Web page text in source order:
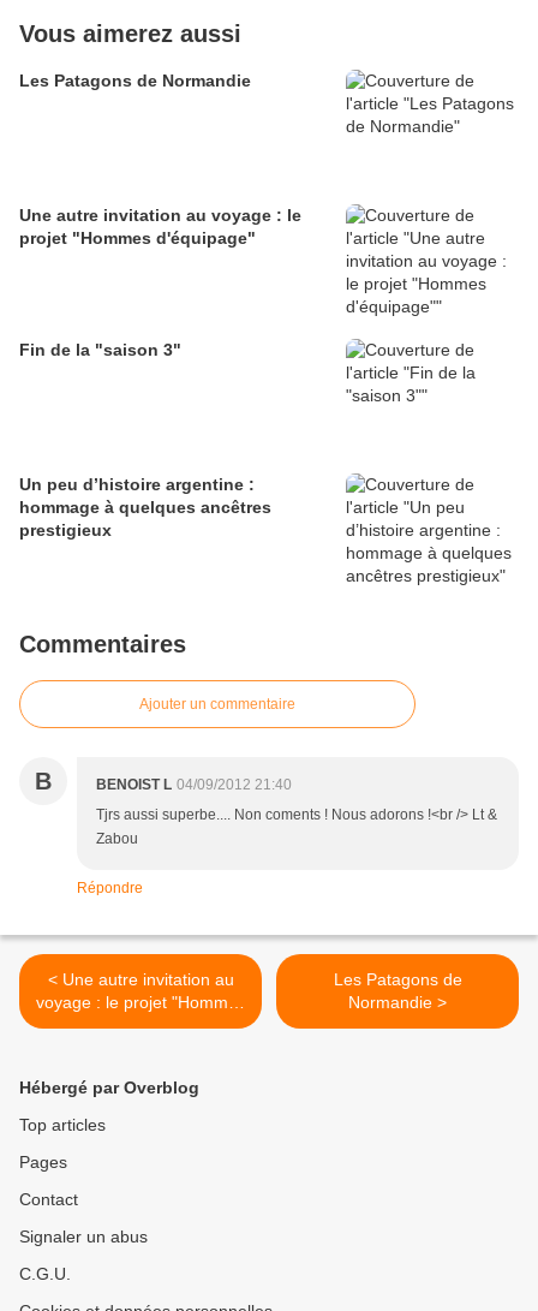
Vous aimerez aussi
Les Patagons de Normandie
Une autre invitation au voyage : le
projet "Hommes d'équipage"
Fin de la "saison 3"
Un peu d’histoire argentine :
hommage à quelques ancêtres
prestigieux
Commentaires
Ajouter un commentaire
B BENOIST L 04/09/2012 21:40
Tjrs aussi superbe.... Non coments ! Nous adorons !<br /> Lt &
Zabou
Répondre
< Une autre invitation au
voyage : le projet "Hommes
d'équipage"
Les Patagons de
Normandie >
Hébergé par Overblog
Top articles
Pages
Contact
Signaler un abus
C.G.U.